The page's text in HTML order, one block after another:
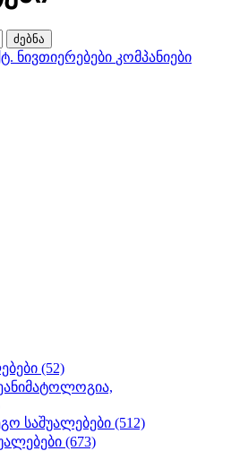
ძებნა
ნივთიერებები კომპანიები
(52)
საშუალებები (512)
(673)